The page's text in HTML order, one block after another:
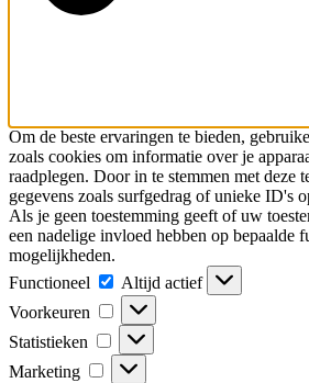
Om de beste ervaringen te bieden,
zoals cookies om informatie over je
raadplegen. Door in te stemmen met deze
gegevens zoals surfgedrag of unieke ID's
Als je geen toestemming geeft of uw
een nadelige invloed hebben op bepaalde
mogelijkheden.
Functioneel
Functioneel
Altijd actief
Voorkeuren
Voorkeuren
Statistieken Statistieken
Marketing Marketing